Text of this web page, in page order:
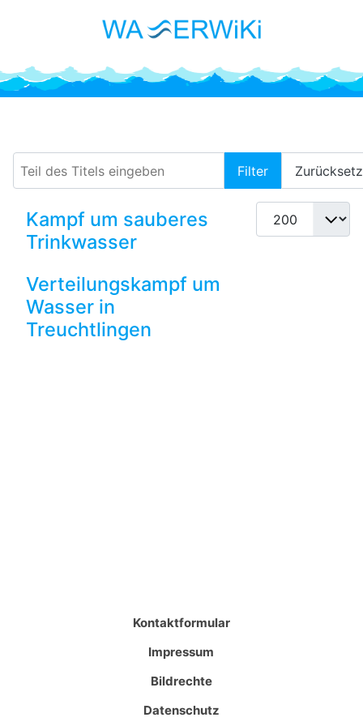
Filter
Anzeige #
Kampf um sauberes
Trinkwasser
Verteilungskampf um
Wasser in
Treuchtlingen
Kontaktformular
Impressum
Bildrechte
Datenschutz